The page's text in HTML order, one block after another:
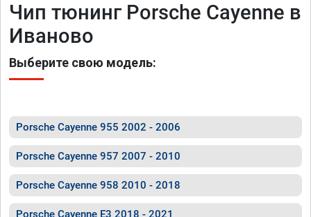
Чип тюнинг Porsche Cayenne в
Иваново
Выберите свою модель:
Porsche Cayenne 955 2002 - 2006
Porsche Cayenne 957 2007 - 2010
Porsche Cayenne 958 2010 - 2018
Porsche Cayenne E3 2018 - 2021